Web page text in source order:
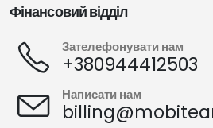
Фінансовий відділ